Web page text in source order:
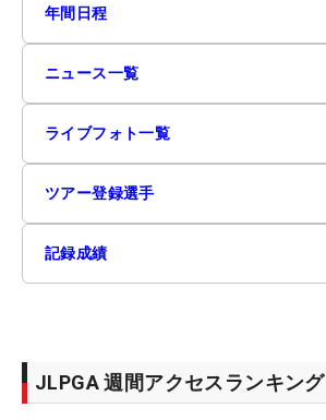
年間日程
ニュース一覧
ライブフォト一覧
ツアー登録選手
記録成績
JLPGA 週間アクセスランキング